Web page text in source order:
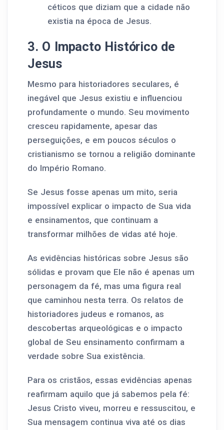
céticos que diziam que a cidade não
existia na época de Jesus.
3. O Impacto Histórico de
Jesus
Mesmo para historiadores seculares, é
inegável que Jesus existiu e influenciou
profundamente o mundo. Seu movimento
cresceu rapidamente, apesar das
perseguições, e em poucos séculos o
cristianismo se tornou a religião dominante
do Império Romano.
Se Jesus fosse apenas um mito, seria
impossível explicar o impacto de Sua vida
e ensinamentos, que continuam a
transformar milhões de vidas até hoje.
As evidências históricas sobre Jesus são
sólidas e provam que Ele não é apenas um
personagem da fé, mas uma figura real
que caminhou nesta terra. Os relatos de
historiadores judeus e romanos, as
descobertas arqueológicas e o impacto
global de Seu ensinamento confirmam a
verdade sobre Sua existência.
Para os cristãos, essas evidências apenas
reafirmam aquilo que já sabemos pela fé:
Jesus Cristo viveu, morreu e ressuscitou, e
Sua mensagem continua viva até os dias